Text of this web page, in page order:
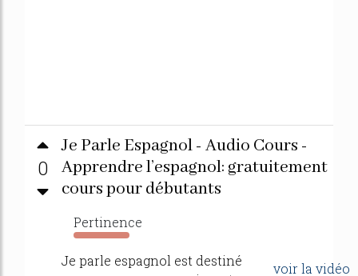
0
Je Parle Espagnol - Audio Cours -
Apprendre l’espagnol: gratuitement
cours pour débutants
Pertinence
2029%
voir la vidéo
Je parle espagnol est destiné